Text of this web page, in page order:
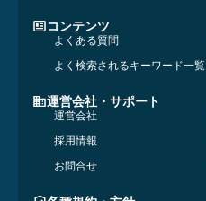
コンテンツ
よくある質問
よく検索されるキーワード一覧
運営会社・サポート
運営会社
採用情報
お問合せ